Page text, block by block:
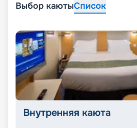
Выбор каютыСписок
Внутренняя каюта